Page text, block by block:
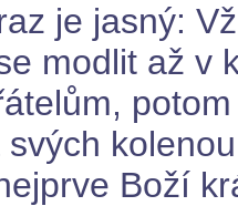
je jasný:
modlit až v
svých
Boží